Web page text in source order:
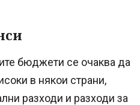
бюджети се очаква да
в някои страни,
разходи и разходи за